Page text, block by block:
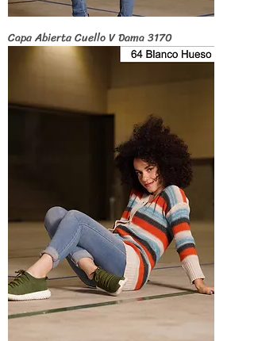
Capa Abierta Cuello V Dama 3170